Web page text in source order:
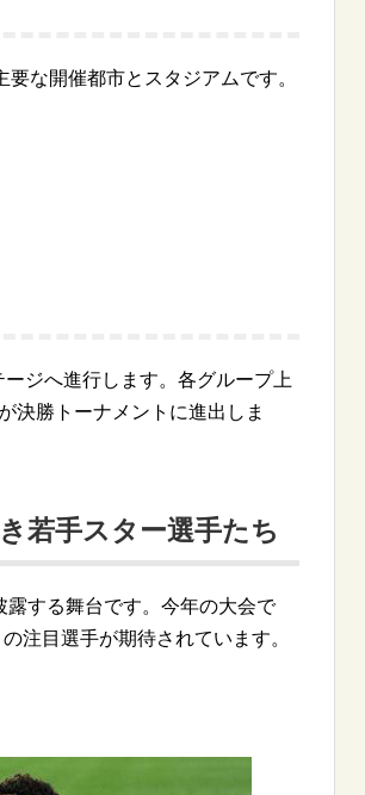
な開催都市とスタジアムです。
ジへ進行します。各グループ上
決勝トーナメントに進出しま
若手スター選手たち
する舞台です。今年の大会で
注目選手が期待されています。